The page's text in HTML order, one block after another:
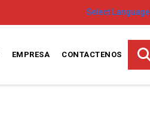
Select Language
EMPRESA CONTACTENOS